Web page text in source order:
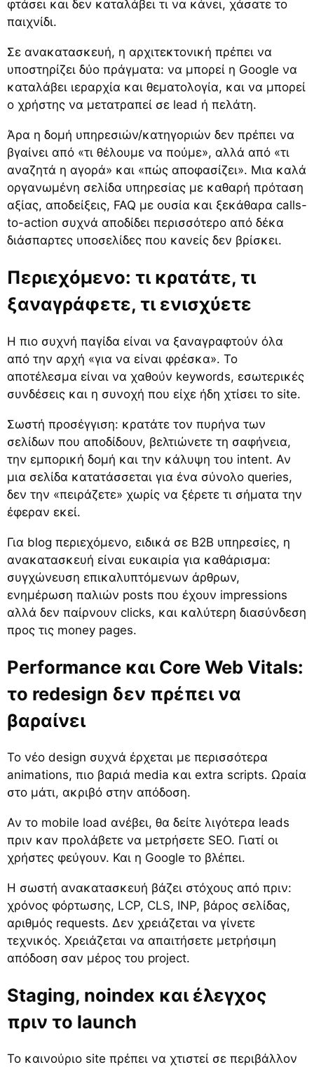
φτάσει και δεν καταλάβει τι να κάνει, χάσατε το
παιχνίδι.
Σε ανακατασκευή, η αρχιτεκτονική πρέπει να
υποστηρίζει δύο πράγματα: να μπορεί η Google να
καταλάβει ιεραρχία και θεματολογία, και να μπορεί
ο χρήστης να μετατραπεί σε lead ή πελάτη.
Άρα η δομή υπηρεσιών/κατηγοριών δεν πρέπει να
βγαίνει από «τι θέλουμε να πούμε», αλλά από «τι
αναζητά η αγορά» και «πώς αποφασίζει». Μια καλά
οργανωμένη σελίδα υπηρεσίας με καθαρή πρόταση
αξίας, αποδείξεις, FAQ με ουσία και ξεκάθαρα calls-
to-action συχνά αποδίδει περισσότερο από δέκα
διάσπαρτες υποσελίδες που κανείς δεν βρίσκει.
Περιεχόμενο: τι κρατάτε, τι
ξαναγράφετε, τι ενισχύετε
Η πιο συχνή παγίδα είναι να ξαναγραφτούν όλα
από την αρχή «για να είναι φρέσκα». Το
αποτέλεσμα είναι να χαθούν keywords, εσωτερικές
συνδέσεις και η συνοχή που είχε ήδη χτίσει το site.
Σωστή προσέγγιση: κρατάτε τον πυρήνα των
σελίδων που αποδίδουν, βελτιώνετε τη σαφήνεια,
την εμπορική δομή και την κάλυψη του intent. Αν
μια σελίδα κατατάσσεται για ένα σύνολο queries,
δεν την «πειράζετε» χωρίς να ξέρετε τι σήματα την
έφεραν εκεί.
Για blog περιεχόμενο, ειδικά σε B2B υπηρεσίες, η
ανακατασκευή είναι ευκαιρία για καθάρισμα:
συγχώνευση επικαλυπτόμενων άρθρων,
ενημέρωση παλιών posts που έχουν impressions
αλλά δεν παίρνουν clicks, και καλύτερη διασύνδεση
προς τις money pages.
Performance και Core Web Vitals:
το redesign δεν πρέπει να
βαραίνει
Το νέο design συχνά έρχεται με περισσότερα
animations, πιο βαριά media και extra scripts. Ωραία
στο μάτι, ακριβό στην απόδοση.
Αν το mobile load ανέβει, θα δείτε λιγότερα leads
πριν καν προλάβετε να μετρήσετε SEO. Γιατί οι
χρήστες φεύγουν. Και η Google το βλέπει.
Η σωστή ανακατασκευή βάζει στόχους από πριν:
χρόνος φόρτωσης, LCP, CLS, INP, βάρος σελίδας,
αριθμός requests. Δεν χρειάζεται να γίνετε
τεχνικός. Χρειάζεται να απαιτήσετε μετρήσιμη
απόδοση σαν μέρος του project.
Staging, noindex και έλεγχος
πριν το launch
Το καινούριο site πρέπει να χτιστεί σε περιβάλλον